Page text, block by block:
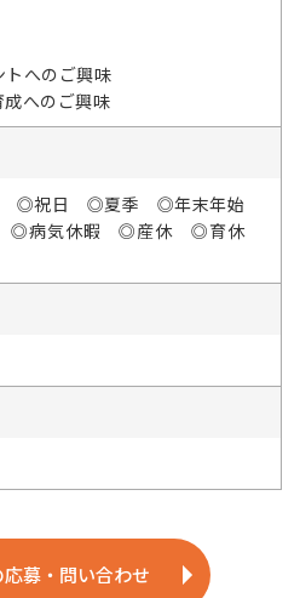
トへのご興味
成へのご興味
◎祝日 ◎夏季 ◎年末年始
◎病気休暇 ◎産休 ◎育休
募・問い合わせ